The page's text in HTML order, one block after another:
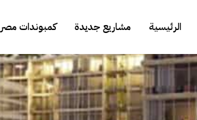
الرئيسية مشاريع جديدة كمبوندات مصر